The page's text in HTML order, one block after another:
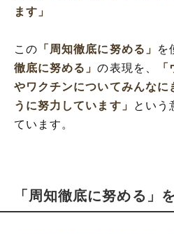
ます」
この 「周知徹底に努める」 を
徹底に努める」の表現を、
やワクチンについてみんなに
うに努力しています」
という
ています。
「周知徹底に努める」